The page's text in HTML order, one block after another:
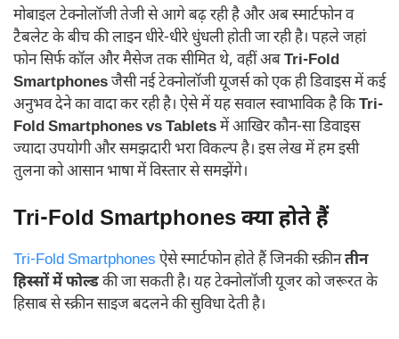
मोबाइल टेक्नोलॉजी तेजी से आगे बढ़ रही है और अब स्मार्टफोन व
टैबलेट के बीच की लाइन धीरे-धीरे धुंधली होती जा रही है। पहले जहां
फोन सिर्फ कॉल और मैसेज तक सीमित थे, वहीं अबTri-Fold
Smartphonesजैसी नई टेक्नोलॉजी यूजर्स को एक ही डिवाइस में कई
अनुभव देने का वादा कर रही है। ऐसे में यह सवाल स्वाभाविक है किTri-
Fold Smartphones vs Tabletsमें आखिर कौन-सा डिवाइस
ज्यादा उपयोगी और समझदारी भरा विकल्प है। इस लेख में हम इसी
तुलना को आसान भाषा में विस्तार से समझेंगे।
Tri-Fold Smartphones क्या होते हैं
Tri-Fold Smartphones ऐसे स्मार्टफोन होते हैं जिनकी स्क्रीनतीन
हिस्सों में फोल्डकी जा सकती है। यह टेक्नोलॉजी यूजर को जरूरत के
हिसाब से स्क्रीन साइज बदलने की सुविधा देती है।